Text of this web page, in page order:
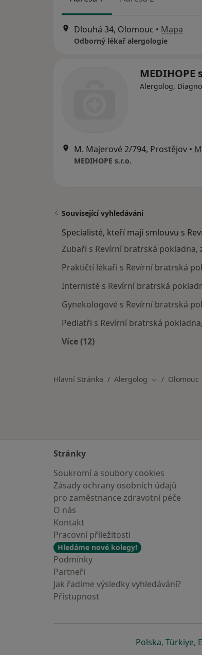
Dlouhá 34, Olomouc • Mapa
Odborný lékař alergologie
MEDIHOPE
Alergolog,
M. Majerové 2/794, Prostějov •
MEDIHOPE s.r.o.
Související vyhledávání
Specialisté, kteří mají smlouvu s
Zubaři s Revírní bratrská
Praktičtí lékaři s Revírní bratrská
Internisté s Revírní bratrská
Gynekologové s Revírní bratrská
Pediatři s Revírní bratrská
Více (12)
Hlavní Stránka Alergolog Změna města
Olomouc
Stránky
Soukromí a soubory cookies
Zásady ochrany osobních údajů
pro zaměstnance zdravotní péče
O nás
Kontakt
Pracovní příležitosti
Hledáme nové kolegy!
Podmínky
Partneři
Jak řadíme výsledky vyhledávání?
Přístupnost
Polskase otevře
, Türkiye,